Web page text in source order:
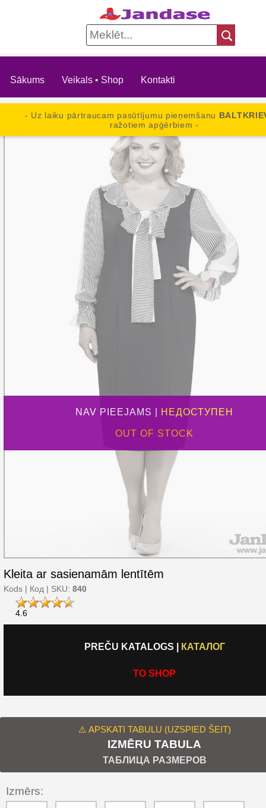
Sākums Veikals • Shop Kontakti
- Uz laiku pārtraucam pasūtījumu pieņemšanu
ražotiem apģērbiem -
NAV PIEEJAMS | НЕДОСТУПЕН
OUT OF STOCK
Kleita ar sasienamām lentītēm
Kods | Код | SKU: 840
4.6
PREČU KATALOGS КАТАЛОГ
TO SHOP
⚠️ APSKATI TABULU (UZSPIED ŠEIT)
IZMĒRU TABULA
ТАБЛИЦА РАЗМЕРОВ
Izmērs: